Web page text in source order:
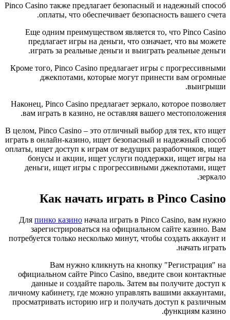
Pinco Casino также предлагает безопасный и надежный способ
оплаты, что обеспечивает безопасность вашего счета.
Еще одним преимуществом является то, что Pinco Casino
предлагает игры на деньги, что означает, что вы можете
играть за реальные деньги и выиграть реальные деньги.
Кроме того, Pinco Casino предлагает игры с прогрессивными
джекпотами, которые могут принести вам огромные
выигрыши.
Наконец, Pinco Casino предлагает зеркало, которое позволяет
вам играть в казино, не оставляя вашего местоположения.
В целом, Pinco Casino – это отличный выбор для тех, кто ищет
играть в онлайн-казино, ищет безопасный и надежный способ
оплаты, ищет доступ к играм от ведущих разработчиков, ищет
бонусы и акции, ищет услуги поддержки, ищет игры на
деньги, ищет игры с прогрессивными джекпотами, ищет
зеркало.
Как начать играть в Pinco Casino
Для пинко казино начала играть в Pinco Casino, вам нужно
зарегистрироваться на официальном сайте казино. Вам
потребуется только несколько минут, чтобы создать аккаунт и
начать играть.
Вам нужно кликнуть на кнопку "Регистрация" на
официальном сайте Pinco Casino, введите свои контактные
данные и создайте пароль. Затем вы получите доступ к
личному кабинету, где можно управлять вашими аккаунтами,
просматривать историю игр и получать доступ к различным
функциям казино.